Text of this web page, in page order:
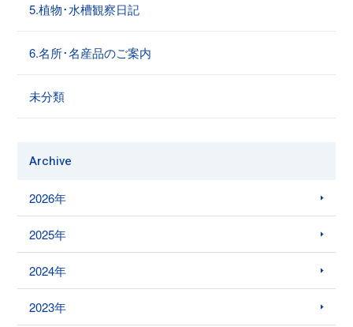
5.植物･水槽観察日記
6.名所･名産品のご案内
未分類
Archive
2026年
2025年
2024年
2023年